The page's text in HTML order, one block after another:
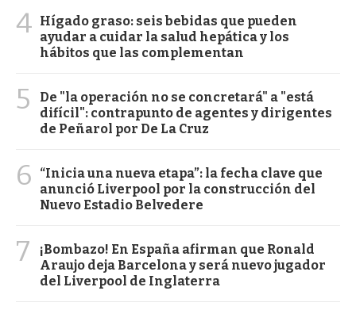
4 Hígado graso: seis bebidas que pueden
ayudar a cuidar la salud hepática y los
hábitos que las complementan
5
De "la operación no se concretará" a "está
difícil": contrapunto de agentes y dirigentes
de Peñarol por De La Cruz
6
“Inicia una nueva etapa”: la fecha clave que
anunció Liverpool por la construcción del
Nuevo Estadio Belvedere
7
¡Bombazo! En España afirman que Ronald
Araujo deja Barcelona y será nuevo jugador
del Liverpool de Inglaterra